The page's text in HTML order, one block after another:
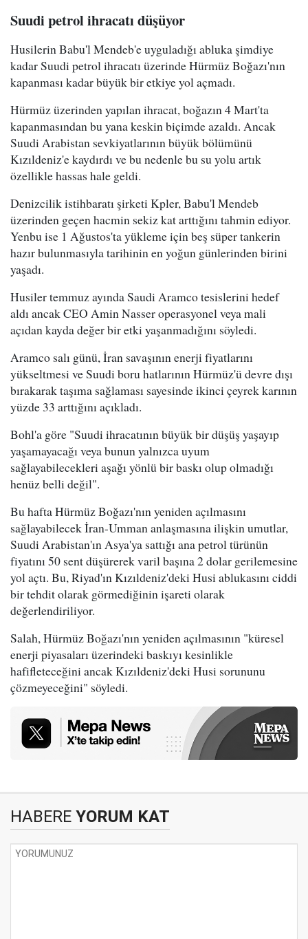
Suudi petrol ihracatı düşüyor
Husilerin Babu'l Mendeb'e uyguladığı abluka şimdiye
kadar Suudi petrol ihracatı üzerinde Hürmüz Boğazı'nın
kapanması kadar büyük bir etkiye yol açmadı.
Hürmüz üzerinden yapılan ihracat, boğazın 4 Mart'ta
kapanmasından bu yana keskin biçimde azaldı. Ancak
Suudi Arabistan sevkiyatlarının büyük bölümünü
Kızıldeniz'e kaydırdı ve bu nedenle bu su yolu artık
özellikle hassas hale geldi.
Denizcilik istihbaratı şirketi Kpler, Babu'l Mendeb
üzerinden geçen hacmin sekiz kat arttığını tahmin ediyor.
Yenbu ise 1 Ağustos'ta yükleme için beş süper tankerin
hazır bulunmasıyla tarihinin en yoğun günlerinden birini
yaşadı.
Husiler temmuz ayında Saudi Aramco tesislerini hedef
aldı ancak CEO Amin Nasser operasyonel veya mali
açıdan kayda değer bir etki yaşanmadığını söyledi.
Aramco salı günü, İran savaşının enerji fiyatlarını
yükseltmesi ve Suudi boru hatlarının Hürmüz'ü devre dışı
bırakarak taşıma sağlaması sayesinde ikinci çeyrek karının
yüzde 33 arttığını açıkladı.
Bohl'a göre "Suudi ihracatının büyük bir düşüş yaşayıp
yaşamayacağı veya bunun yalnızca uyum
sağlayabilecekleri aşağı yönlü bir baskı olup olmadığı
henüz belli değil".
Bu hafta Hürmüz Boğazı'nın yeniden açılmasını
sağlayabilecek İran-Umman anlaşmasına ilişkin umutlar,
Suudi Arabistan'ın Asya'ya sattığı ana petrol türünün
fiyatını 50 sent düşürerek varil başına 2 dolar gerilemesine
yol açtı. Bu, Riyad'ın Kızıldeniz'deki Husi ablukasını ciddi
bir tehdit olarak görmediğinin işareti olarak
değerlendiriliyor.
Salah, Hürmüz Boğazı'nın yeniden açılmasının "küresel
enerji piyasaları üzerindeki baskıyı kesinlikle
hafifleteceğini ancak Kızıldeniz'deki Husi sorununu
çözmeyeceğini" söyledi.
HABERE YORUM KAT